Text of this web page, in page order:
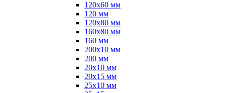
120х60 мм
120 мм
120х80 мм
160х80 мм
160 мм
200х10 мм
200 мм
20х10 мм
20х15 мм
25х10 мм